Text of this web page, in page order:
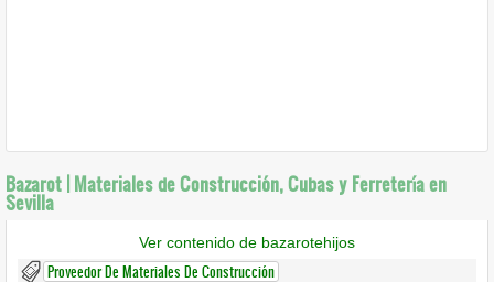
Bazarot | Materiales de Construcción, Cubas y Ferretería en
Sevilla
Ver contenido de bazarotehijos
Proveedor De Materiales De Construcción